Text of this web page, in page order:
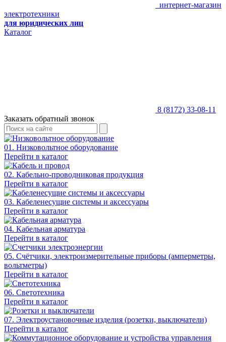
интернет-магазин
электротехники
для юридических лиц
Каталог
8 (8172) 33-08-11
Заказать обратный звонок
01. Низковольтное оборудование
Перейти в каталог
02. Кабельно-проводниковая продукция
Перейти в каталог
03. Кабеленесущие системы и аксессуары
Перейти в каталог
04. Кабельная арматура
Перейти в каталог
05. Счётчики, электроизмерительные приборы (амперметры,
вольтметры)
Перейти в каталог
06. Светотехника
Перейти в каталог
07. Электроустановочные изделия (розетки, выключатели)
Перейти в каталог